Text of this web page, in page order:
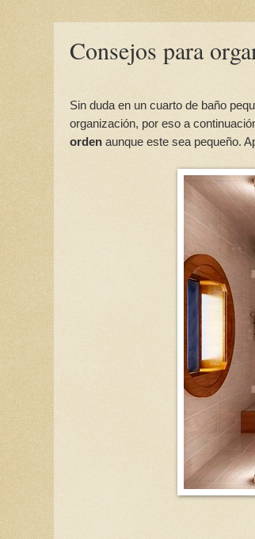
Consejos para
Sin duda en un cuarto de baño
organización, por eso a
orden aunque este sea pequeño.